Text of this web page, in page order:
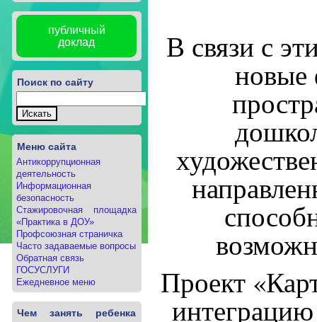
публичный
доклад
Поиск по сайту
Меню сайта
Антикоррупционная
деятельность
Информационная
безопасность
Стажировочная площадка
«Практика в ДОУ»
Профсоюзная страничка
Часто задаваемые вопросы
Обратная связь
ГОСУСЛУГИ
Ежедневное меню
Чем занять ребенка
В связи с
новые
Проект